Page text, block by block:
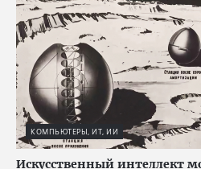
КОМПЬЮТЕРЫ, ИТ, ИИ
Искусственный интеллект